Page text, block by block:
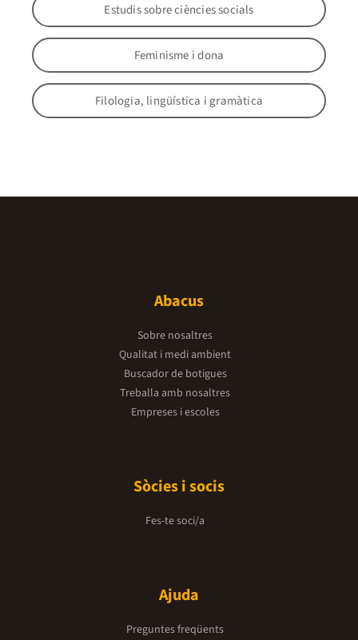
Estudis sobre ciències socials
Feminisme i dona
Filologia, lingüística i gramàtica
Abacus
Sobre nosaltres
Qualitat i medi ambient
Buscador de botigues
Treballa amb nosaltres
Empreses i escoles
Sòcies i socis
Fes-te soci/a
Ajuda
Preguntes freqüents